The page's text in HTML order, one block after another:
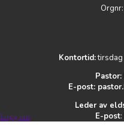
Kontortid:tirsdag
E-post:
Leder av
E-post:
Logg inn